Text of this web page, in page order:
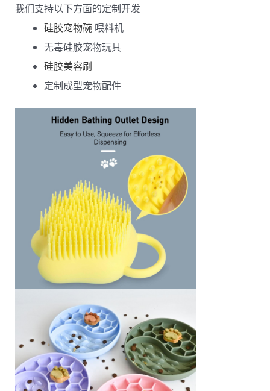
我们支持以下方面的定制开发
硅胶宠物碗 喂料机
无毒硅胶宠物玩具
硅胶美容刷
定制成型宠物配件